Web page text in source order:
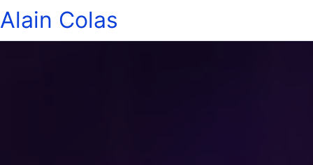
Alain Colas